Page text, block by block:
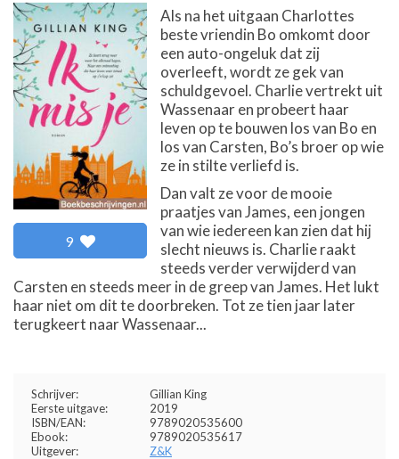
9
Als na het uitgaan Charlottes
beste vriendin Bo omkomt door
een auto-ongeluk dat zij
overleeft, wordt ze gek van
schuldgevoel. Charlie vertrekt uit
Wassenaar en probeert haar
leven op te bouwen los van Bo en
los van Carsten, Bo’s broer op wie
ze in stilte verliefd is.
Dan valt ze voor de mooie
praatjes van James, een jongen
van wie iedereen kan zien dat hij
slecht nieuws is. Charlie raakt
steeds verder verwijderd van
Carsten en steeds meer in de greep van James. Het lukt
haar niet om dit te doorbreken. Tot ze tien jaar later
terugkeert naar Wassenaar...
Schrijver:
Gillian King
Eerste uitgave:
2019
ISBN/EAN:
9789020535600
Ebook:
9789020535617
Uitgever:
Z&K